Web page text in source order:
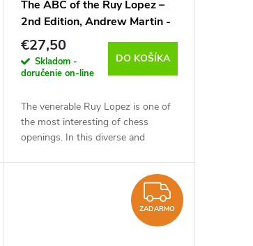
The ABC of the Ruy Lopez –
2nd Edition, Andrew Martin -
verzia na stiahnutie (anglicky)
€27,50
Skladom -
doručenie on-line
DO KOŠÍKA
The venerable Ruy Lopez is one of
the most interesting of chess
openings. In this diverse and
ZADARMO